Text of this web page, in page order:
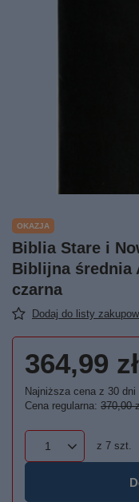
OKAZJA
Biblia Stare i
Biblijna średnia
czarna
Dodaj do listy
364,99 zł
Najniższa cena z 30
Cena regularna: 370,00
z 7 szt.